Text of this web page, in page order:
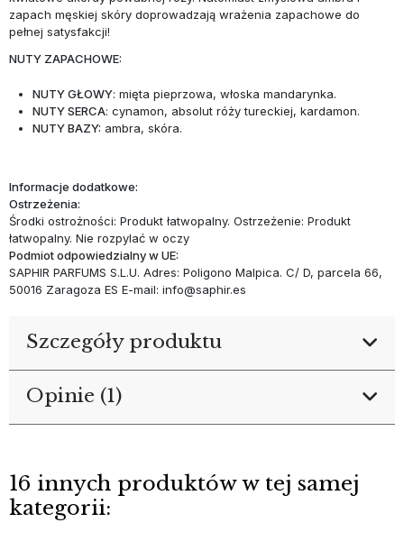
zapach męskiej skóry doprowadzają wrażenia zapachowe do
pełnej satysfakcji!
NUTY ZAPACHOWE:
NUTY GŁOWY: mięta pieprzowa, włoska mandarynka.
NUTY SERCA: cynamon, absolut róży tureckiej, kardamon.
NUTY BAZY: ambra, skóra.
Informacje dodatkowe:
Ostrzeżenia:
Środki ostrożności: Produkt łatwopalny. Ostrzeżenie: Produkt
łatwopalny. Nie rozpylać w oczy
Podmiot odpowiedzialny w UE:
SAPHIR PARFUMS S.L.U. Adres: Poligono Malpica. C/ D, parcela 66,
50016 Zaragoza ES E-mail: info@saphir.es
Szczegóły produktu
Opinie (1)
16 innych produktów w tej samej
kategorii: